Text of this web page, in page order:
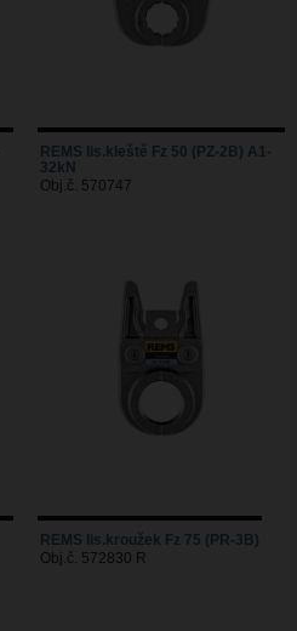
REMS lis.kleště Fz 50 (PZ-2B) A1-
32kN
Obj.č. 570747
REMS lis.kroužek Fz 75 (PR-3B)
Obj.č. 572830 R